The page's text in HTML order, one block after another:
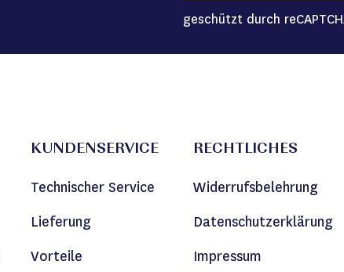
geschützt durch
KUNDENSERVICE
Technischer Service
Lieferung
Vorteile
RECHTLICHES
Widerrufsbelehrung
Datenschutzerklärung
Impressum